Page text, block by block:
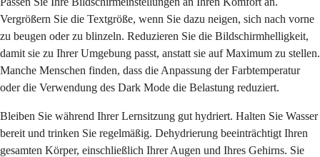
Vergrößern Sie die Textgröße, wenn Sie dazu neigen, sich nach vorne
zu beugen oder zu blinzeln. Reduzieren Sie die Bildschirmhelligkeit,
damit sie zu Ihrer Umgebung passt, anstatt sie auf Maximum zu stellen.
Manche Menschen finden, dass die Anpassung der Farbtemperatur
oder die Verwendung des Dark Mode die Belastung reduziert.
Bleiben Sie während Ihrer Lernsitzung gut hydriert. Halten Sie Wasser
bereit und trinken Sie regelmäßig. Dehydrierung beeinträchtigt Ihren
gesamten Körper, einschließlich Ihrer Augen und Ihres Gehirns. Sie